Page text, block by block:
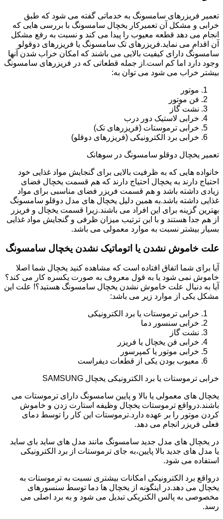
تعمیر فریزرهای سامسونگ به خدماتی گفته می شود که طبق
خرابی و مشکل آن تعمیرکار یخچال سامسونگ با بررسی هایی که
انجام می دهد قطعه معیوب را پیدا می کند و نسبت به رفع مشکل
آن اقدام می نماید.فریزرهای تک سامسونگ یا فریزرهای دوقولو
سامسونگ دارای کیفیت بالایی می باشند که امکان خراب شدن آنها
وجود دارد اما کم است.از جمله قطعاتی که در فریزرهای سامسونگ
بیشتر خراب می شود می توان به:
موتور
فن موتور
نشت گاز
خرابی لاستیک دور درب
خرابی ترموستات (فریزرهای تک)
خرابی برد الکترونیکی (فریزرهای دوقلو)
تعمیر یخچال دوقلو سامسونگ در سوهانک
خانواده هایی که به ظرفیت بالایی برای گنجایش مواد غذایی خود
احتیاج دارند به یخچال احتیاج دارند که هم قسمت یخچال فضای
زیادی داشته باشد و هم قسمت فریزر فضای مناسبی برای مواد
غذایی داشته باشد.به همین دلیل یخچال های مدل دوقلو سامسونگ
بهترین گزینه برای این افراد می باشند.زیرا قسمت یخچال و فریزر
از هم جدا هستند و با این ترتیب میزان ظرفی و گنجایش مواد غذایی
بسیار بیشتر نسبت به موارد معمولی می باشد.
علت خاموش نشدن یا اتوماتیک نشدن یخچال سامسونگ
آیا برای شما اتفاق افتاده است که مشاهده کنید یخچال شما اصلا
خاموش نمی شود یا به قول معروف به صورت یکسره کار می کند؟
آیا به دنبال علت خاموش نشدن یخچال سامسونگ هستید؟! علت این
مشکل یکی از موارد زیر می باشد:
خرابی ترموستات یا برد الکترونیکی
خرابی سنسور دما
نشت گاز
خرابی فن یخچال یا فریزر
خرابی موتور یا کمپرسور
معیوب بودن یکی از قطعات دیفراست
خرابی ترموستات یا برد الکترونیکی یخچال SAMSUNG
یخچال های معمولی یا بالا و پایین سامسونگ دارای ترموستات می
باشند.درواقع ترموستات یخچال وظیفه استارت زدن و خاموش
کردن موتور را بر عهده دارد.ترموستات این کار را توسط دمای
فعلی فریزر انجام می دهد.
در یخچال های مدل جدید سامسونگ مانند مدل های ساید بای ساید
یا مدل های جدید بالا پایین،به جای ترموستات از برد الکترونیکی
استفاده می شود.
درواقع برد الکترونیکی امکانات بیشتری نسبت به ترموستات به
یخچال می دهد.در اینگونه از یخچال ها دما توسط سنسورهای
مخصوصی به پالس الکتریکی تبدیل می شود و به برد اصلی می
رسد.